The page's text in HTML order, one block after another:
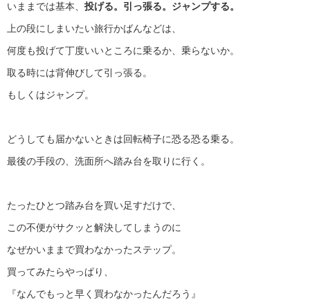
いままでは基本、 投げる。引っ張る。ジャンプする。
上の段にしまいたい旅行かばんなどは、
何度も投げて丁度いいところに乗るか、乗らないか。
取る時には背伸びして引っ張る。
もしくはジャンプ。
どうしても届かないときは回転椅子に恐る恐る乗る。
最後の手段の、洗面所へ踏み台を取りに行く。
たったひとつ踏み台を買い足すだけで、
この不便がサクッと解決してしまうのに
なぜかいままで買わなかったステップ。
買ってみたらやっぱり、
『なんでもっと早く買わなかったんだろう』